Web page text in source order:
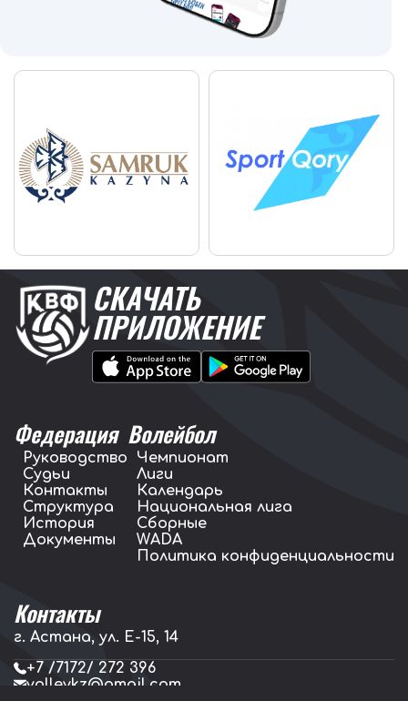
СКАЧАТЬ
ПРИЛОЖЕНИЕ
Федерация
Руководство
Судьи
Контакты
Структура
История
Документы
Волейбол
Чемпионат
Лиги
Календарь
Национальная лига
Сборные
WADA
Политика конфиденциальности
Контакты
г. Астана, ул. E-15, 14
+7 /7172/ 272 396
volleykz@gmail.com